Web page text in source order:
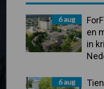
Sidebar6 aug
en
in
6 aug